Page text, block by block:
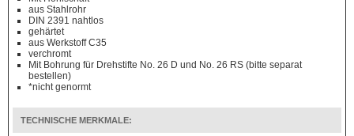
aus Stahlrohr
DIN 2391 nahtlos
gehärtet
aus Werkstoff C35
verchromt
Mit Bohrung für Drehstifte No. 26 D und No. 26 RS (bitte separat
bestellen)
*nicht genormt
TECHNISCHE MERKMALE: